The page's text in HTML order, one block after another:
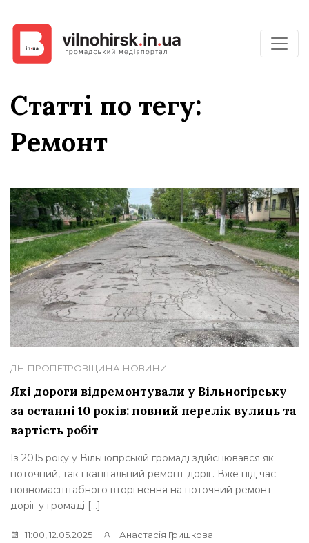
Статті по тегу:
Ремонт
ДНІПРОПЕТРОВЩИНА НОВИНИ
Які дороги відремонтували у Вільногірську
за останні 10 років: повний перелік вулиць та
вартість робіт
Із 2015 року у Вільногірській громаді здійснювався як
поточний, так і капітальний ремонт доріг. Вже під час
повномасштабного вторгнення на поточний ремонт
доріг у громаді […]
11:00, 12.05.2025 Анастасія Гришкова